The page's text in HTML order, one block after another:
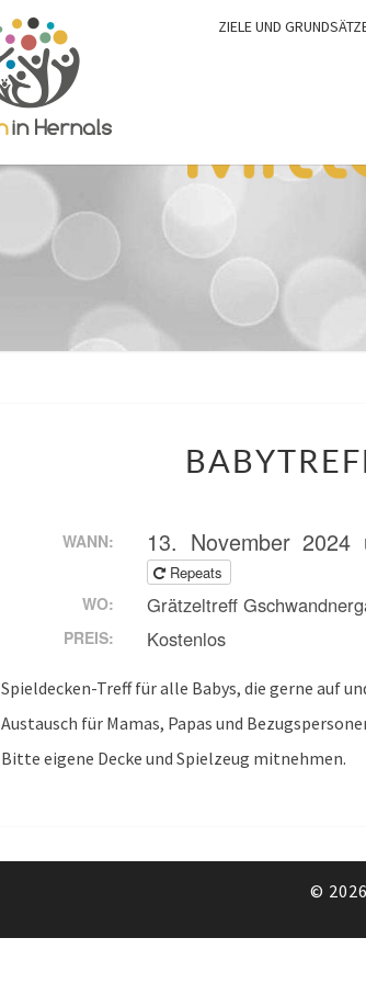
ZIELE UND
WANN: 13. November
Repeats
WO: Grätzeltreff
PREIS: Kostenlos
Spieldecken-Treff für alle Babys, die gerne auf
Austausch für Mamas, Papas und
Bitte eigene Decke und Spielzeug mitnehmen.
© 2026